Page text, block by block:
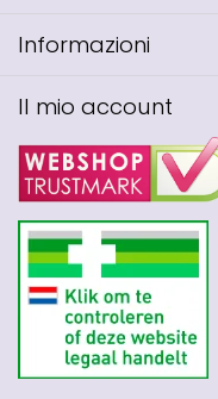
Informazioni
Il mio account